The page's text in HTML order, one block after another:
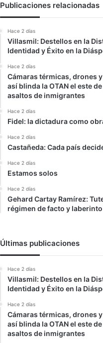
Publicaciones relacionadas
Hace 2 días
Villasmil: Destellos en la
Identidad y Éxito en la
Hace 2 días
Cámaras térmicas, drones
así blinda la OTAN el este
asaltos de inmigrantes
Hace 2 días
Fidel: la dictadura como
Hace 2 días
Castañeda: Cada país
Hace 2 días
Estamos solos
Hace 2 días
Gehard Cartay Ramírez:
régimen de facto y
Últimas publicaciones
Hace 2 días
Villasmil: Destellos en la
Identidad y Éxito en la
Hace 2 días
Cámaras térmicas, drones
así blinda la OTAN el este
asaltos de inmigrantes